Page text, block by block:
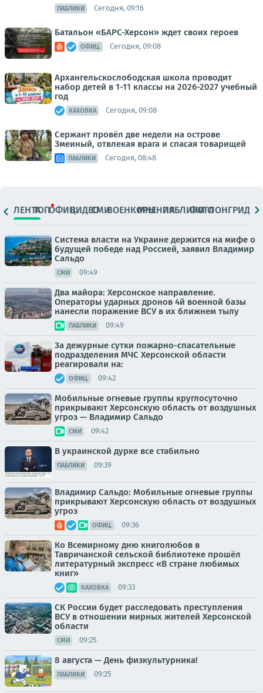
ПАБЛИКИ Сегодня, 09:16
Батальон «БАРС-Херсон» ждет своих героев
ОФИЦ. Сегодня, 09:08
Архангельскослободская школа проводит
набор детей в 1-11 классы на 2026-2027 учебный
год
КАХОВКА Сегодня, 09:08
Сержант провёл две недели на острове
Змеиный, отвлекая врага и спасая товарищей
ПАБЛИКИ Сегодня, 08:48
ЛЕНТАТОПОФИЦ.ВИДЕОСМИВОЕНКОРЫМНЕНИЯПАБЛИКИ
ФОТОЛОНГРИДЫ
Система власти на Украине держится на мифе о
будущей победе над Россией, заявил Владимир
Сальдо
СМИ 09:49
Два майора: Херсонское направление.
Операторы ударных дронов 4й военной базы
нанесли поражение ВСУ в их ближнем тылу
ПАБЛИКИ 09:49
За дежурные сутки пожарно-спасательные
подразделения МЧС Херсонской области
реагировали на:
ОФИЦ. 09:42
Мобильные огневые группы круглосуточно
прикрывают Херсонскую область от воздушных
угроз — Владимир Сальдо
СМИ 09:42
В украинской дурке все стабильно
ПАБЛИКИ 09:39
Владимир Сальдо: Мобильные огневые группы
прикрывают Херсонскую область от воздушных
угроз
ОФИЦ. 09:36
Ко Всемирному дню книголюбов в
Тавричанской сельской библиотеке прошёл
литературный экспресс «В стране любимых
книг»
КАХОВКА 09:33
СК России будет расследовать преступления
ВСУ в отношении мирных жителей Херсонской
области
СМИ 09:25
8 августа — День физкультурника!
ПАБЛИКИ 09:25